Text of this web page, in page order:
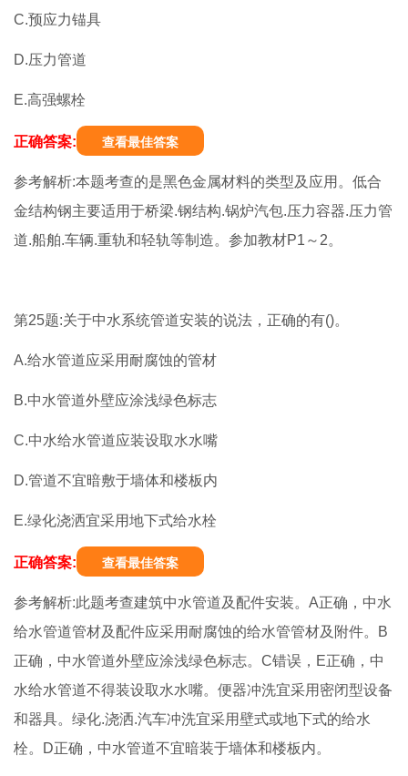
C.预应力锚具
D.压力管道
E.高强螺栓
正确答案: 查看最佳答案
参考解析:本题考查的是黑色金属材料的类型及应用。低合
金结构钢主要适用于桥梁.钢结构.锅炉汽包.压力容器.压力管
道.船舶.车辆.重轨和轻轨等制造。参加教材P1～2。
第25题:关于中水系统管道安装的说法，正确的有()。
A.给水管道应采用耐腐蚀的管材
B.中水管道外壁应涂浅绿色标志
C.中水给水管道应装设取水水嘴
D.管道不宜暗敷于墙体和楼板内
E.绿化浇洒宜采用地下式给水栓
正确答案: 查看最佳答案
参考解析:此题考查建筑中水管道及配件安装。A正确，中水
给水管道管材及配件应采用耐腐蚀的给水管管材及附件。B
正确，中水管道外壁应涂浅绿色标志。C错误，E正确，中
水给水管道不得装设取水水嘴。便器冲洗宜采用密闭型设备
和器具。绿化.浇洒.汽车冲洗宜采用壁式或地下式的给水
栓。D正确，中水管道不宜暗装于墙体和楼板内。